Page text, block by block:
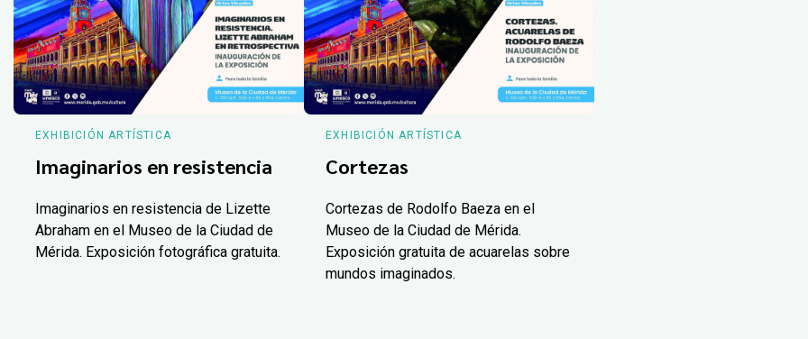
EXHIBICIÓN ARTÍSTICA
Imaginarios en resistencia
Imaginarios en resistencia de Lizette
Abraham en el Museo de la Ciudad de
Mérida. Exposición fotográfica gratuita.
EXHIBICIÓN ARTÍSTICA
Cortezas
Cortezas de Rodolfo Baeza en el
Museo de la Ciudad de Mérida.
Exposición gratuita de acuarelas sobre
mundos imaginados.